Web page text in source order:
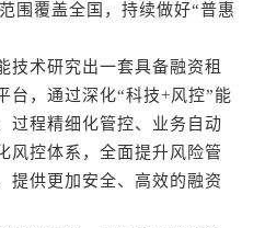
围覆盖全国，持续做好“普惠
术研究出一套具备融资租
台，通过深化“科技+风控”能
过程精细化管控、业务自动
风控体系，全面提升风险管
提供更加安全、高效的融资